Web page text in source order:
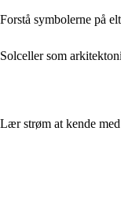
Forstå symbolerne på
Solceller som
Lær strøm at kende